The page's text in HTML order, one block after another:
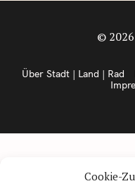
Cookie-
Über Stadt | Land | Rad
©